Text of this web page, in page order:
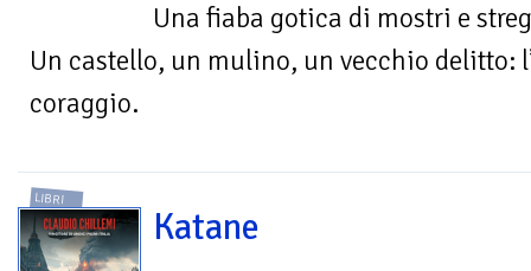
Una fiaba gotica di mostri e
Un castello, un mulino, un vecchio delitto:
coraggio.
LIBRI
Katane